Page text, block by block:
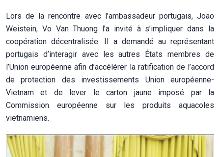
Lors de la rencontre avec l’ambassadeur portugais, Joao
Weistein, Vo Van Thuong l’a invité à s’impliquer dans la
coopération décentralisée. Il a demandé au représentant
portugais d’interagir avec les autres États membres de
l’Union européenne afin d’accélérer la ratification de l’accord
de protection des investissements Union européenne-
Vietnam et de lever le carton jaune imposé par la
Commission européenne sur les produits aquacoles
vietnamiens.